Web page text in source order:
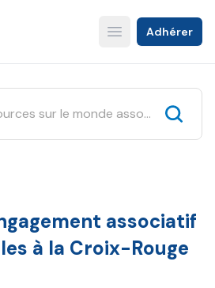
Open main menu
Adhérer
associatif
à la Croix-Rouge